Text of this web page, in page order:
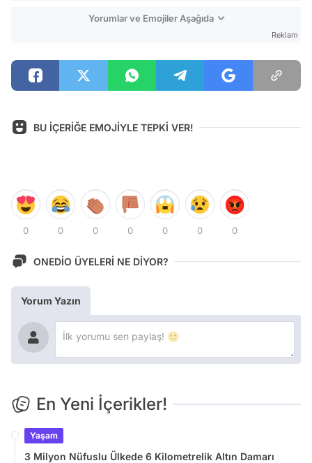
Yorumlar ve Emojiler Aşağıda
Reklam
BU İÇERİĞE EMOJİYLE TEPKİ VER!
0 0 0 0 0 0 0
ONEDİO ÜYELERİ NE DİYOR?
Yorum Yazın
En Yeni İçerikler!
Yaşam
3 Milyon Nüfuslu Ülkede 6 Kilometrelik Altın Damarı